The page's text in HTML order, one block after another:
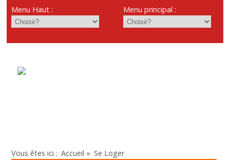
Menu Haut : Menu principal :
Vous êtes ici : Accueil » Se Loger